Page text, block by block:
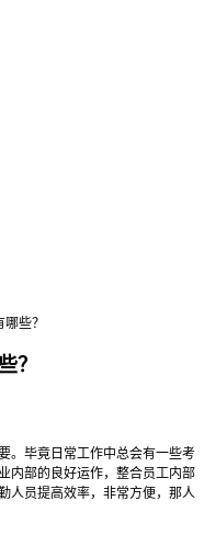
些？
？
。毕竟日常工作中总会有一些考
内部的良好运作，整合员工内部
人员提高效率，非常方便，那人